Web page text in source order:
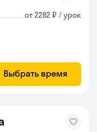
от 2282 ₽ / урок
Выбрать время